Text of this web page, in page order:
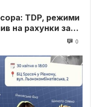
TDP, режими
на рахунки за
0